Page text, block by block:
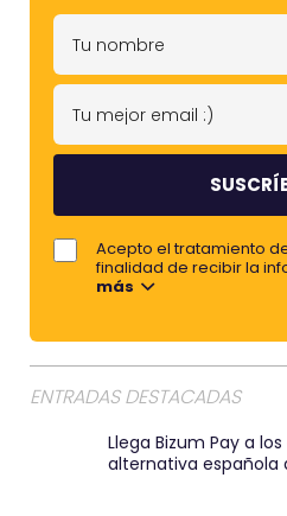
T
n
m
r
e
T
m
o
a
Acepto el tratamiento
finalidad de recibir la
más
ENTRADAS DESTACADAS
Llega Bizum Pay a
alternativa española